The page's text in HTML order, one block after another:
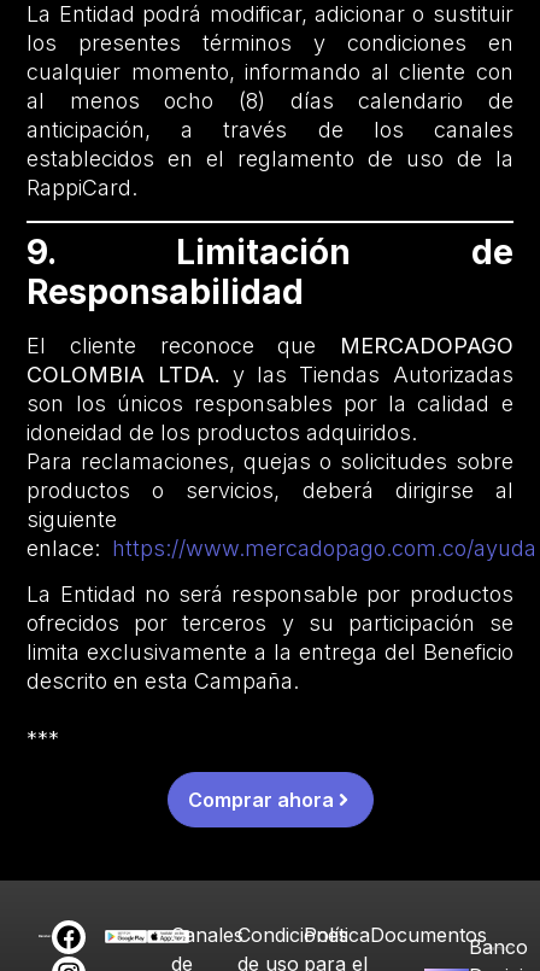
La Entidad podrá modificar, adicionar o sustituir
los presentes términos y condiciones en
cualquier momento, informando al cliente con
al menos ocho (8) días calendario de
anticipación, a través de los canales
establecidos en el reglamento de uso de la
RappiCard.
9. Limitación de
Responsabilidad
El cliente reconoce que
MERCADOPAGO
COLOMBIA LTDA. y las Tiendas Autorizadas
son los únicos responsables por la calidad e
idoneidad de los productos adquiridos.
Para reclamaciones, quejas o solicitudes sobre
productos o servicios, deberá dirigirse al
siguiente
enlace: https://www.mercadopago.com.co/ayuda
La Entidad no será responsable por productos
ofrecidos por terceros y su participación se
limita exclusivamente a la entrega del Beneficio
descrito en esta Campaña.
***
Comprar ahora
Canales
de
Condiciones
de uso
Política
para el
DocumentosBanco